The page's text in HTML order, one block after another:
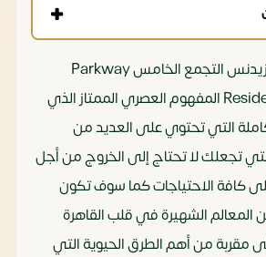
كمبوند بارك واي ريزيدنس التجمع الخامس Parkway
Residences New Cairo المفهوم العصري الممتاز الذي
التي تحتوي على العديد من
تجعلك لا تحتاج إلى الخروج من أجل
كافة الاحتياجات كما سوف تكون
المعالم الشهيرة في قلب القاهرة
مقربة من أهم الطرق الحيوية التي